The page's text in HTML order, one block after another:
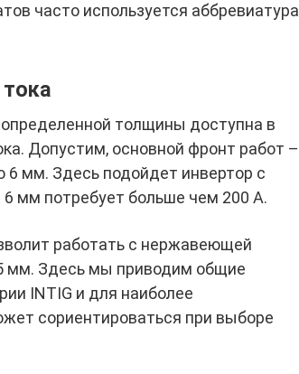
часто используется аббревиатура
толщины доступна в
Допустим, основной фронт работ –
мм. Здесь подойдет инвертор с
мм потребует больше чем 200 А.
работать с нержавеющей
мм. Здесь мы приводим общие
INTIG и для наиболее
сориентироваться при выборе